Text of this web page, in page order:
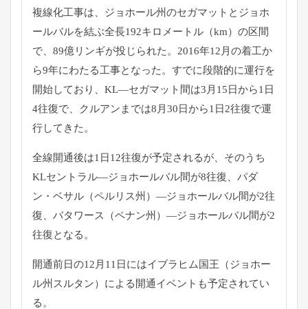
複線化工事は、 ジョホール州のセガマットとジョホ
ールバルを結ぶ全長192キロ メートル（km）の区間
で、89億リンギが投じられた。 2016年12月の着工か
ら9年にわたる工事となった。 すでに段階的に運行を
開始しており、KL―セガマット間は3月15日から1日
4往復で、
クルアンまでは8月30日から1日2往復で運
行してきた。
全線開通後は1日12往復が予定されるが、 そのうち
KLセントラル―ジョホールバル間が8往復、パダ
ン・ ベサル（ペルリス州）―ジョホールバル間が2往
復、バタワース（ペナン州）―ジョホールバル間が2
往復となる。
開通前日の12月11日にはイブラヒム国王（ジョホー
ル州スルタン）による開通イベントも予定されてい
る。